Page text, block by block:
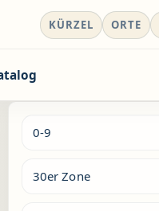
KÜRZEL ORTE
0-9
30er Zone